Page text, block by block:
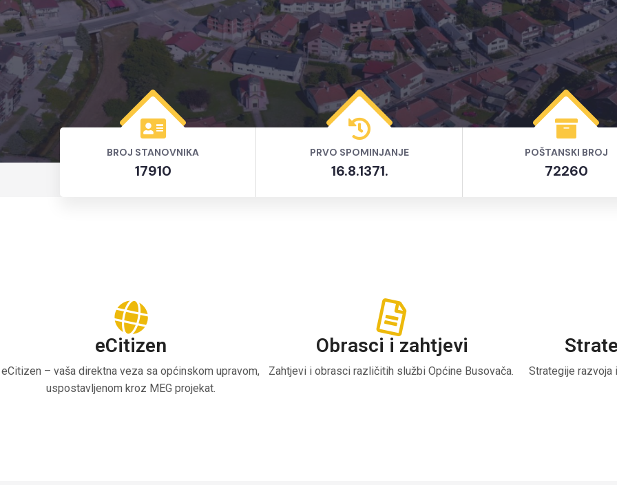
BROJ STANOVNIKA
17910
PRVO SPOMINJANJE
16.8.1371.
POŠTANSKI BROJ
72260
eCitizen
eCitizen – vaša direktna veza sa općinskom upravom,
uspostavljenom kroz MEG projekat.
Obrasci i zahtjevi
Zahtjevi i obrasci različitih službi Općine Busovača. Strategije razvoja